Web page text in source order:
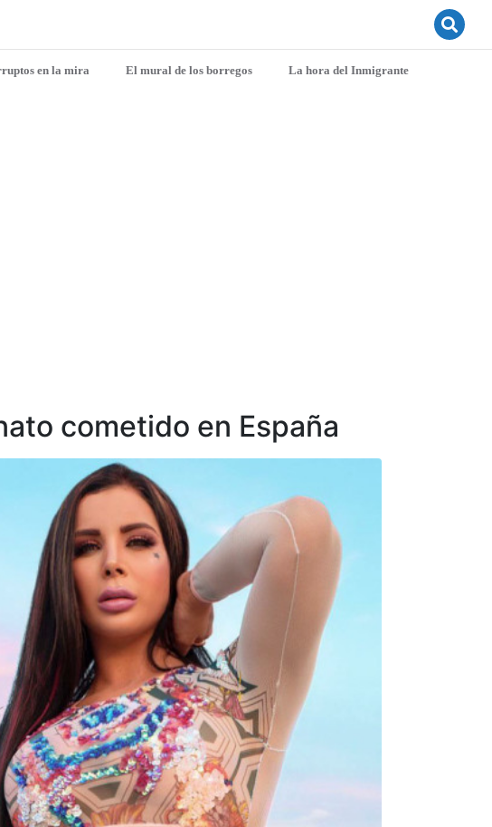
en la mira El mural de los borregos La hora del Inmigrante
cometido en España